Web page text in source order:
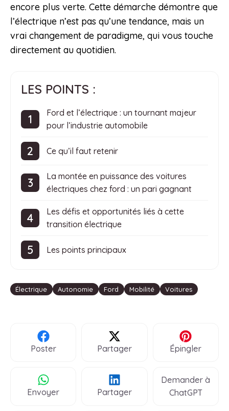
encore plus verte. Cette démarche démontre que
l’électrique n’est pas qu’une tendance, mais un
vrai changement de paradigme, qui vous touche
directement au quotidien.
LES POINTS :
Ford et l’électrique : un tournant majeur
pour l’industrie automobile
Ce qu’il faut retenir
La montée en puissance des voitures
électriques chez ford : un pari gagnant
Les défis et opportunités liés à cette
transition électrique
Les points principaux
Étiquettes
Électrique Autonomie Ford Mobilité Voitures
Poster Partager Épingler
Envoyer Partager
Demander à
ChatGPT